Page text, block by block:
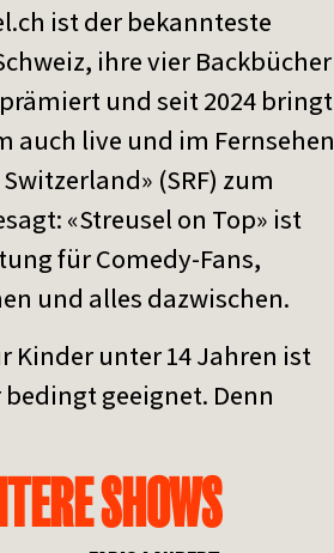
ist der bekannteste
ihre vier Backbücher
und seit 2024 bringt
auch live und im Fernsehen
(SRF) zum
«Streusel on Top» ist
für Comedy-Fans,
und alles dazwischen.
Kinder unter 14 Jahren ist
geeignet. Denn
SHOWS